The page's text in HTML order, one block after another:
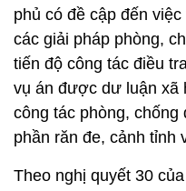
phủ có đề cập đến
các giải pháp phòng,
tiến độ công tác điều
vụ án được dư luận xã
công tác phòng, chống
phần răn đe, cảnh tỉnh
Theo nghị quyết 30